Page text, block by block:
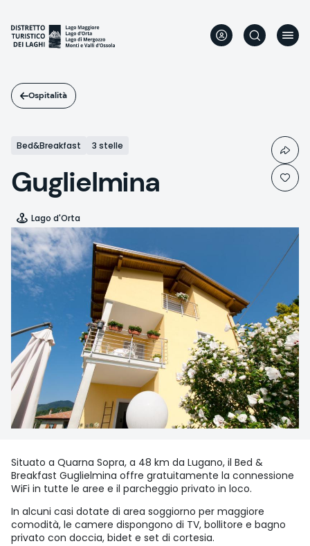
contenuto
principale
Ospitalità
Bed&Breakfast 3 stelle
Guglielmina
Lago d'Orta
Situato a Quarna Sopra, a 48 km da Lugano, il Bed &
Breakfast Guglielmina offre gratuitamente la connessione
WiFi in tutte le aree e il parcheggio privato in loco.
In alcuni casi dotate di area soggiorno per maggiore
comodità, le camere dispongono di TV, bollitore e bagno
privato con doccia, bidet e set di cortesia.